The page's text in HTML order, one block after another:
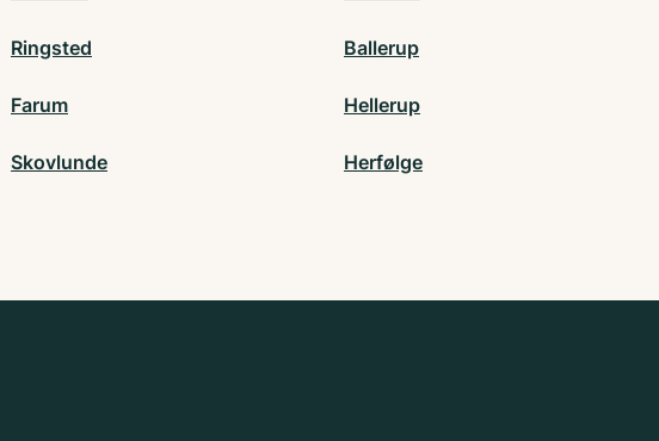
Ringsted Ballerup
Farum Hellerup
Skovlunde Herfølge